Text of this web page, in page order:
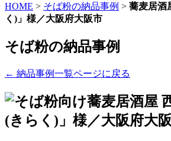
HOME > そば粉の納品事例 > 蕎麦居酒
く)」様／大阪府大阪市
そば粉の納品事例
← 納品事例一覧ページに戻る
蕎麦居酒屋
(きらく)」様／大阪府大